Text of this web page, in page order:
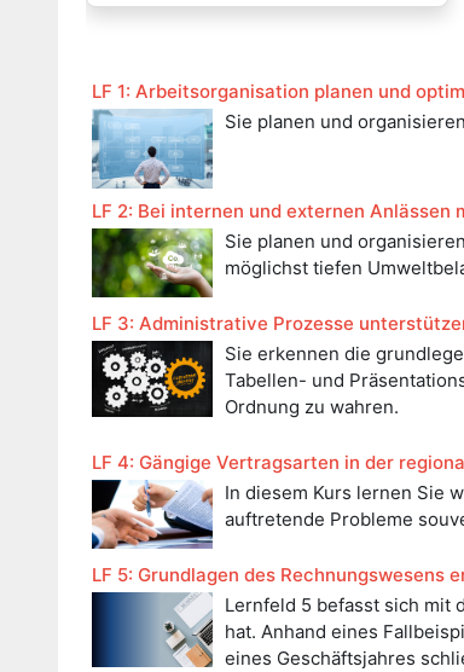
LF 1: Arbeitsorganisation planen und
Sie planen und
LF 2: Bei internen und externen Anlässen
Sie planen und
möglichst tiefen
LF 3: Administrative Prozesse
Sie erkennen die
Tabellen- und
Ordnung zu wahren.
LF 4: Gängige Vertragsarten in der
In diesem Kurs lernen Sie
auftretende Probleme
LF 5: Grundlagen des Rechnungswesens
Lernfeld 5 befasst sich mit
hat. Anhand eines
eines Geschäftsjahres